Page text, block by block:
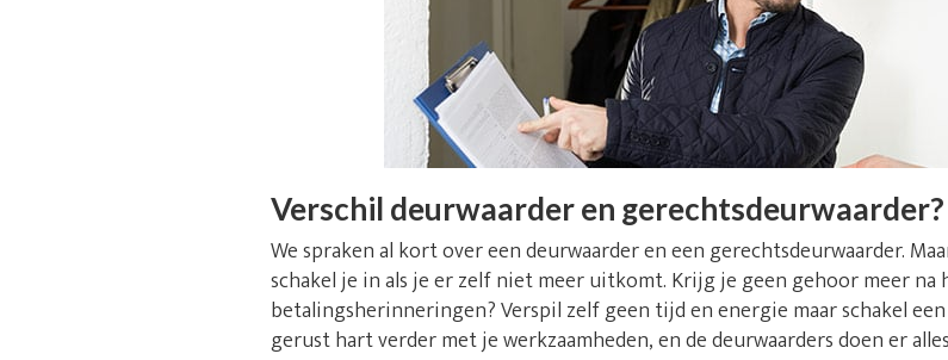
Verschil deurwaarder en gerechtsdeurwaarder?
We spraken al kort over een deurwaarder en een gerechtsdeurwaarder.
schakel je in als je er zelf niet meer uitkomt. Krijg je geen gehoor meer na
betalingsherinneringen? Verspil zelf geen tijd en energie maar schakel
gerust hart verder met je werkzaamheden, en de deurwaarders doen er